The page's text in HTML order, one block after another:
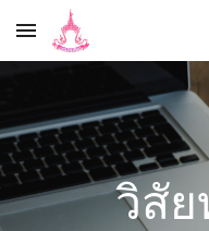
Skip to main content
วิสั